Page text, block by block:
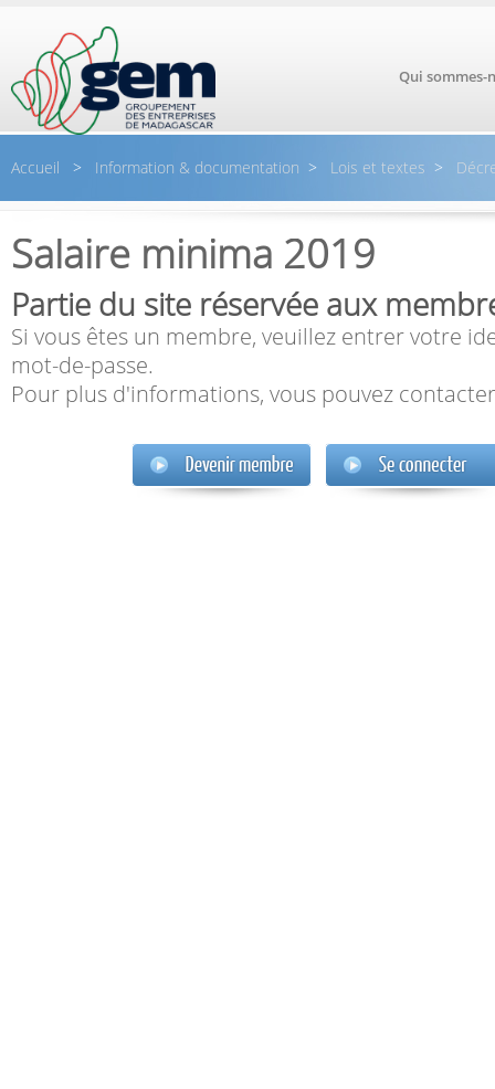
Qui sommes-
Accueil > Information & documentation > Lois et textes >
Salaire minima 2019
Partie du site réservée aux
Si vous êtes un membre, veuillez entrer votre
mot-de-passe.
Pour plus d'informations, vous pouvez